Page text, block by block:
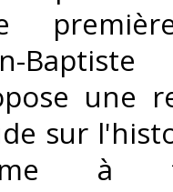
une
sur
à